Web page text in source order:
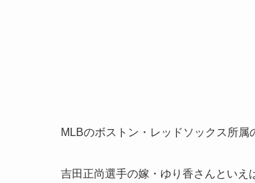
MLBのボストン・レッドソックス所属
吉田正尚選手の嫁・ゆり香さんといえ